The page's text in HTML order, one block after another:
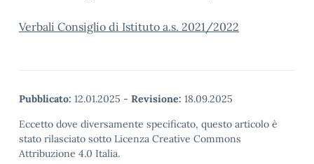
Verbali Consiglio di Istituto a.s. 2021/2022
Pubblicato: 12.01.2025 - Revisione: 18.09.2025
Eccetto dove diversamente specificato, questo articolo è
stato rilasciato sotto Licenza Creative Commons
Attribuzione 4.0 Italia.